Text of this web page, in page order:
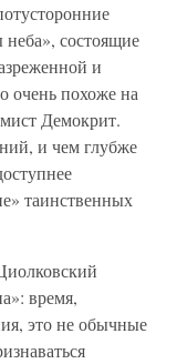
неба», состоящие
и
очень похоже на
Демокрит.
и чем глубже
таинственных
время,
это не обычные